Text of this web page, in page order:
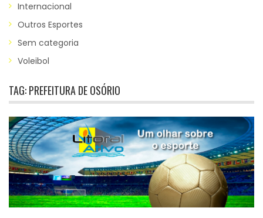
Internacional
Outros Esportes
Sem categoria
Voleibol
TAG:PREFEITURA DE OSÓRIO